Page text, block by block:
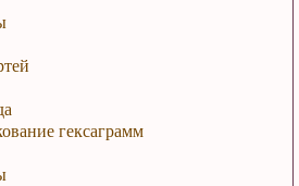
гексаграмм